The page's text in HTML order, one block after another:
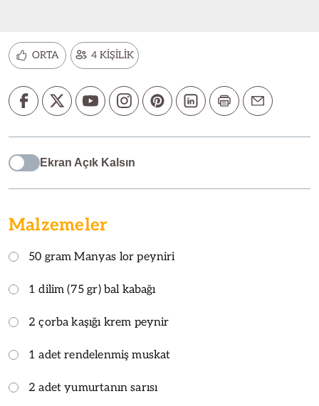
ORTA 4 KİŞİLİK
Ekran Açık Kalsın
Malzemeler
50 gram Manyas lor peyniri
1 dilim (75 gr) bal kabağı
2 çorba kaşığı krem peynir
1 adet rendelenmiş muskat
2 adet yumurtanın sarısı